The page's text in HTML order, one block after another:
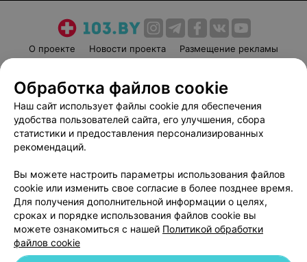
О проекте Новости проекта
Размещение рекламы
Пользовательское соглашение
Способы оплаты
Вакансии
Партнеры
Написать руководителю 103.by
Обработка персональных данных
Обработка файлов cookie
Наш сайт использует файлы cookie для обеспечения
удобства пользователей сайта, его улучшения, сбора
статистики и предоставления персонализированных
рекомендаций.
Вы можете настроить параметры использования файлов
cookie или изменить свое согласие в более позднее время.
Для получения дополнительной информации о целях,
сроках и порядке использования файлов cookie вы
можете ознакомиться с нашей Политикой обработки
файлов cookie